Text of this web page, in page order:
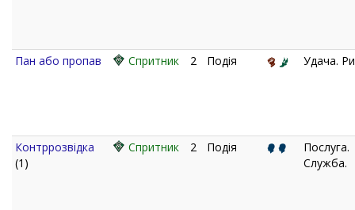
Пан або пропав Спритник 2 Подія Удача.
Контррозвідка
(1)
Спритник 2 Подія
Послуга.
Служба.